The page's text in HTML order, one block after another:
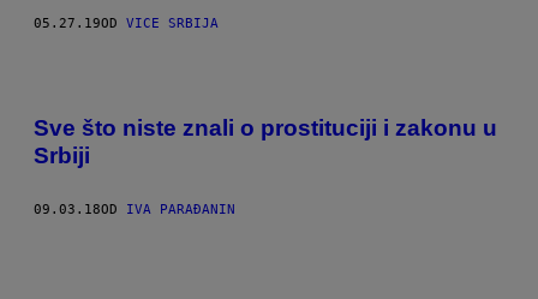
05.27.19OD VICE SRBIJA
Sve što niste znali o prostituciji i zakonu u
Srbiji
09.03.18OD IVA PARAĐANIN